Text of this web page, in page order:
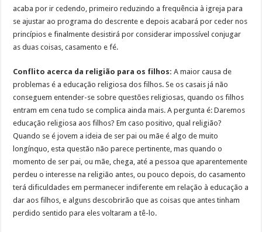
acaba por ir cedendo, primeiro reduzindo a frequência à igreja para
se ajustar ao programa do descrente e depois acabará por ceder nos
princípios e finalmente desistirá por considerar impossível conjugar
as duas coisas, casamento e fé.
Conflito acerca da religião para os filhos: A maior causa de
problemas é a educação religiosa dos filhos. Se os casais já não
conseguem entender-se sobre questões religiosas, quando os filhos
entram em cena tudo se complica ainda mais. A pergunta é: Daremos
educação religiosa aos filhos? Em caso positivo, qual religião?
Quando se é jovem a ideia de ser pai ou mãe é algo de muito
longínquo, esta questão não parece pertinente, mas quando o
momento de ser pai, ou mãe, chega, até a pessoa que aparentemente
perdeu o interesse na religião antes, ou pouco depois, do casamento
terá dificuldades em permanecer indiferente em relação à educação a
dar aos filhos, e alguns descobrirão que as coisas que antes tinham
perdido sentido para eles voltaram a tê-lo.